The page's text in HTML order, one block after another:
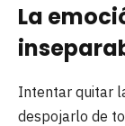
La
Intentar quitar
despojarlo de